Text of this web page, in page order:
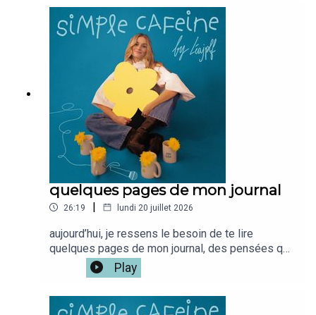
perso @leajplf ?J'ai hate de te
lire!Bienveillance,S&S,Léa ✨🫶🏻
quelques pages de mon journal
26:19 | lundi 20 juillet 2026
aujourd’hui, je ressens le besoin de te lire
quelques pages de mon journal, des pensées que
j’ai écrites sans trop réfléchir, juste pour poser
des émotions et des choses que j’avais au fond
podcast, mais j’ai eu envie de t’ouvrir ces
Play